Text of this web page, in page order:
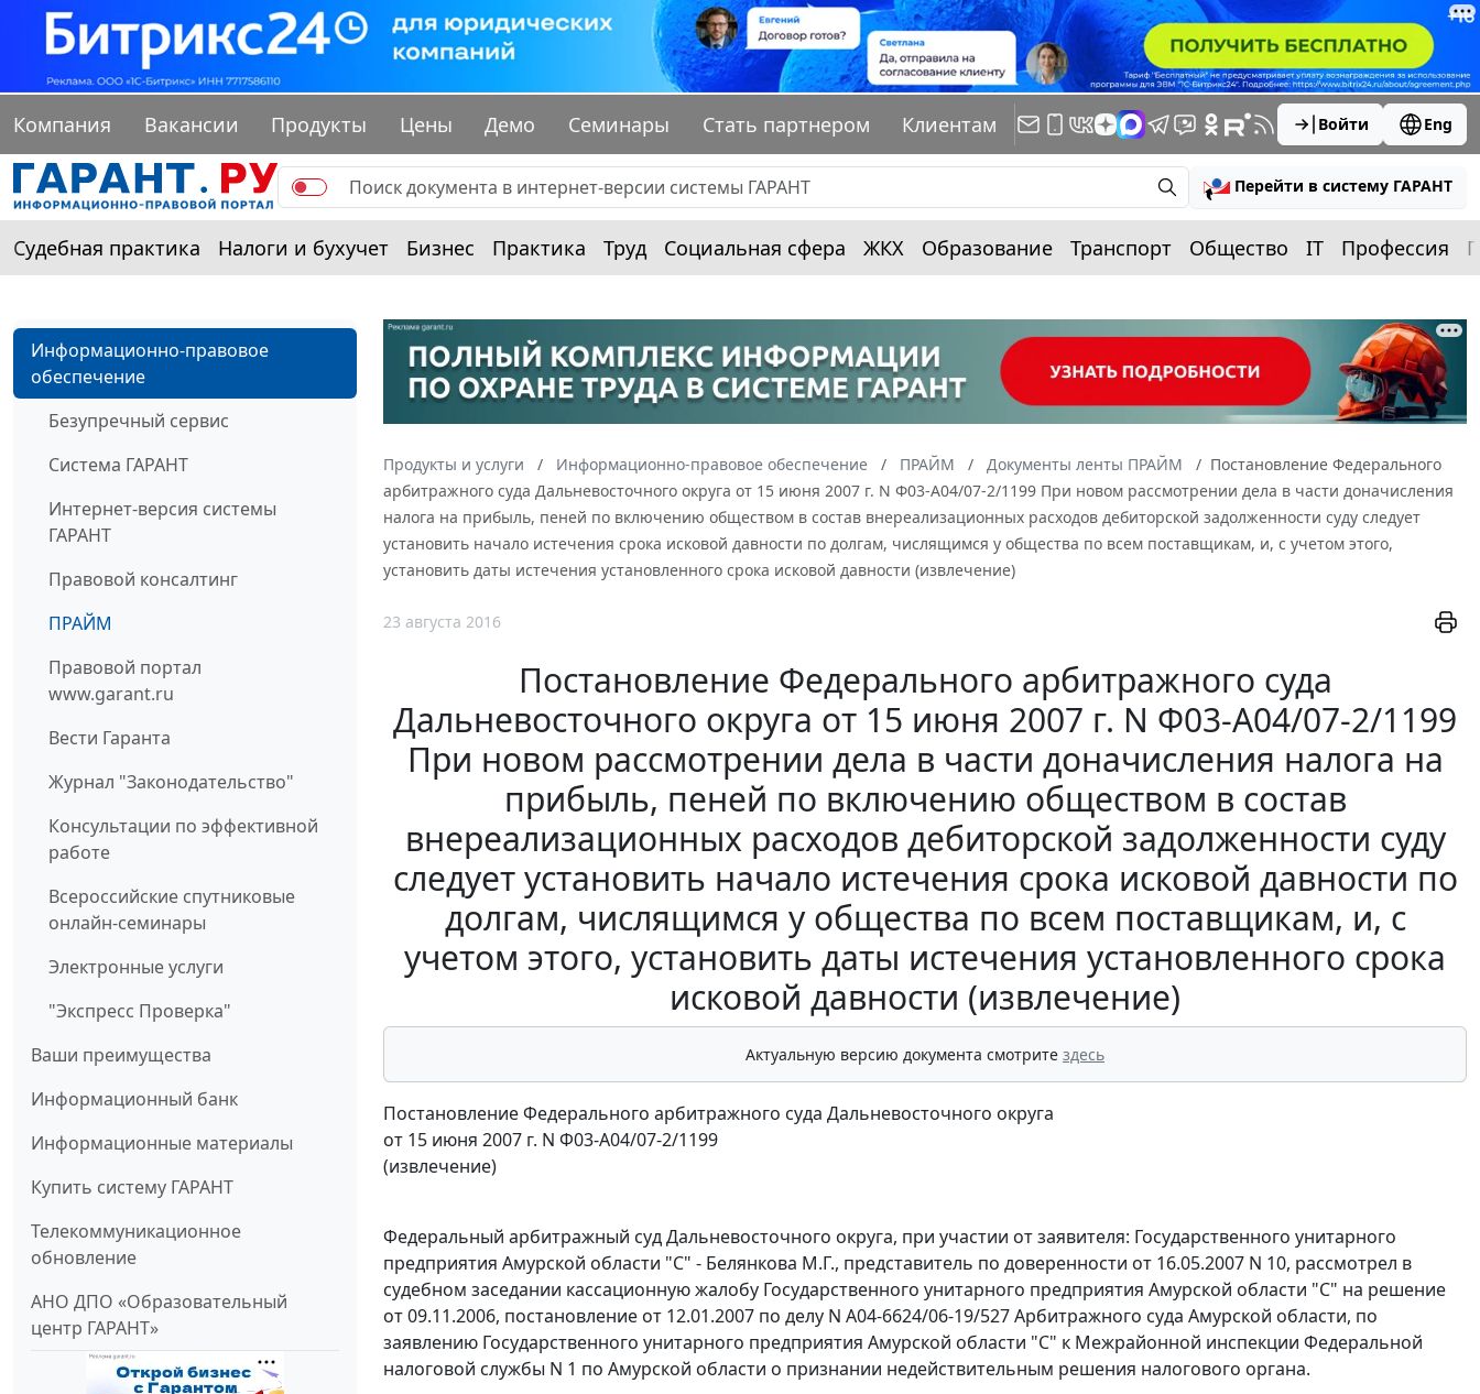
Компания Вакансии Продукты Цены Демо Семинары Стать партнером Клиентам Войти Eng
Перейти в систему ГАРАНТ
Судебная практика Налоги и бухучет Бизнес Практика Труд Социальная сфера ЖКХ Образование Транспорт Общество IT Профессия
Информационно-правовое
обеспечение
Безупречный сервис
Система ГАРАНТ
Интернет-версия системы
ГАРАНТ
Правовой консалтинг
ПРАЙМ
Правовой портал
www.garant.ru
Вести Гаранта
Журнал "Законодательство"
Консультации по эффективной
работе
Всероссийские спутниковые
онлайн-семинары
Электронные услуги
"Экспресс Проверка"
Ваши преимущества
Информационный банк
Информационные материалы
Купить систему ГАРАНТ
Телекоммуникационное
обновление
АНО ДПО «Образовательный
центр ГАРАНТ»
Продукты и услуги Информационно-правовое обеспечение ПРАЙМ Документы ленты ПРАЙМ
Постановление Федерального
арбитражного суда Дальневосточного округа от 15 июня 2007 г. N Ф03-А04/07-2/1199 При новом рассмотрении дела в части доначисления
налога на прибыль, пеней по включению обществом в состав внереализационных расходов дебиторской задолженности суду следует
установить начало истечения срока исковой давности по долгам, числящимся у общества по всем поставщикам, и, с учетом этого,
установить даты истечения установленного срока исковой давности (извлечение)
23 августа 2016
Постановление Федерального арбитражного суда
Дальневосточного округа от 15 июня 2007 г. N Ф03-А04/07-2/1199
При новом рассмотрении дела в части доначисления налога на
прибыль, пеней по включению обществом в состав
внереализационных расходов дебиторской задолженности суду
следует установить начало истечения срока исковой давности по
долгам, числящимся у общества по всем поставщикам, и, с
учетом этого, установить даты истечения установленного срока
исковой давности (извлечение)
Актуальную версию документа смотрите здесь
Постановление Федерального арбитражного суда Дальневосточного округа
от 15 июня 2007 г. N Ф03-А04/07-2/1199
(извлечение)
Федеральный арбитражный суд Дальневосточного округа, при участии от заявителя: Государственного унитарного
предприятия Амурской области "С" - Белянкова М.Г., представитель по доверенности от 16.05.2007 N 10, рассмотрел в
судебном заседании кассационную жалобу Государственного унитарного предприятия Амурской области "С" на решение
от 09.11.2006, постановление от 12.01.2007 по делу N А04-6624/06-19/527 Арбитражного суда Амурской области, по
заявлению Государственного унитарного предприятия Амурской области "С" к Межрайонной инспекции Федеральной
налоговой службы N 1 по Амурской области о признании недействительным решения налогового органа.